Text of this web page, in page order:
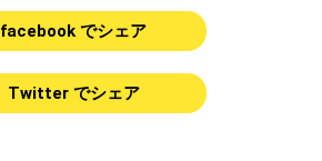
facebook でシェア
Twitter でシェア